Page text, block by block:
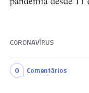
CORONAVÍRUS
0 Comentários